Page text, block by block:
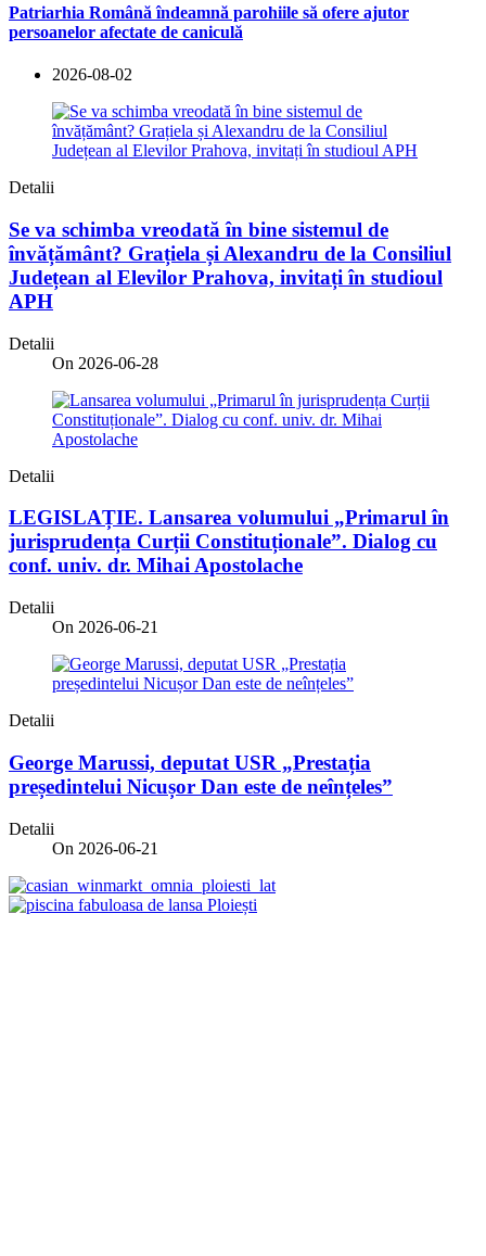
Patriarhia Română îndeamnă parohiile să ofere ajutor
persoanelor afectate de caniculă
2026-08-02
Detalii
Se va schimba vreodată în bine sistemul de
învățământ? Grațiela și Alexandru de la Consiliul
Județean al Elevilor Prahova, invitați în studioul
APH
Detalii
On 2026-06-28
Detalii
LEGISLAȚIE. Lansarea volumului „Primarul în
jurisprudența Curții Constituționale”. Dialog cu
conf. univ. dr. Mihai Apostolache
Detalii
On 2026-06-21
Detalii
George Marussi, deputat USR „Prestația
președintelui Nicușor Dan este de neînțeles”
Detalii
On 2026-06-21